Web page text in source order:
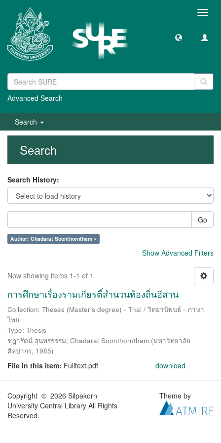
Advanced Search
Search
Search
Search History:
Go
Author: Chadarat Soonthorntham ×
Show Advanced Filters
Now showing items 1-1 of 1
การศึกษาเรื่องรามเกียรติ์สำนวนท้องถิ่นอีสาน
Collection: Theses (Master's degree) - Thai / วิทยานิพนธ์ - ภาษา
ไทย
Type: Thesis
ชฎารัตน์ สุนทรธรรม; Chadarat Soonthorntham (มหาวิทยาลัย
ศิลปากร, 1985)
File in this item: Fulltext.pdf download
Copyright © 2026 Silpakorn
University Central Library All Rights
Reserved.
Theme by